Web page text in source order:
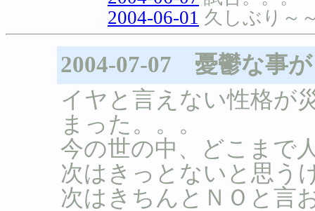
2004-06-01 久しぶり～
2004-07-07 憂鬱な事
イヤと言えない性格が
まった。。。
今の世の中、どこまで
次はきっとないと思う
次はきちんとＮＯと言